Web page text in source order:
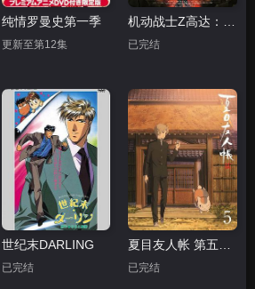
纯情罗曼史第一季
更新至第12集 已完结
世纪末DARLING
已完结
夏目友人帐 第五季 特别篇 游戏盛宴
已完结